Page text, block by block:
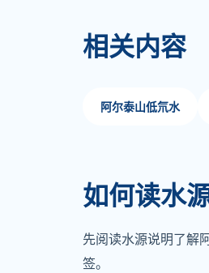
相关内容
阿尔泰山低氘水
如何读水
先阅读水源说明了解
签。